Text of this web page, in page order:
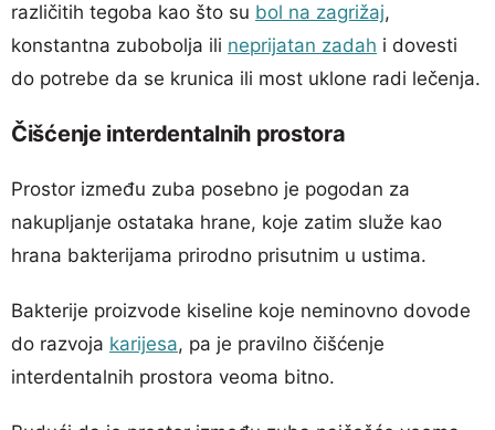
različitih tegoba kao što su bol na zagrižaj,
konstantna zubobolja ili neprijatan zadah i dovesti
do potrebe da se krunica ili most uklone radi lečenja.
Čišćenje interdentalnih prostora
Prostor između zuba posebno je pogodan za
nakupljanje ostataka hrane, koje zatim služe kao
hrana bakterijama prirodno prisutnim u ustima.
Bakterije proizvode kiseline koje neminovno dovode
do razvoja karijesa, pa je pravilno čišćenje
interdentalnih prostora veoma bitno.